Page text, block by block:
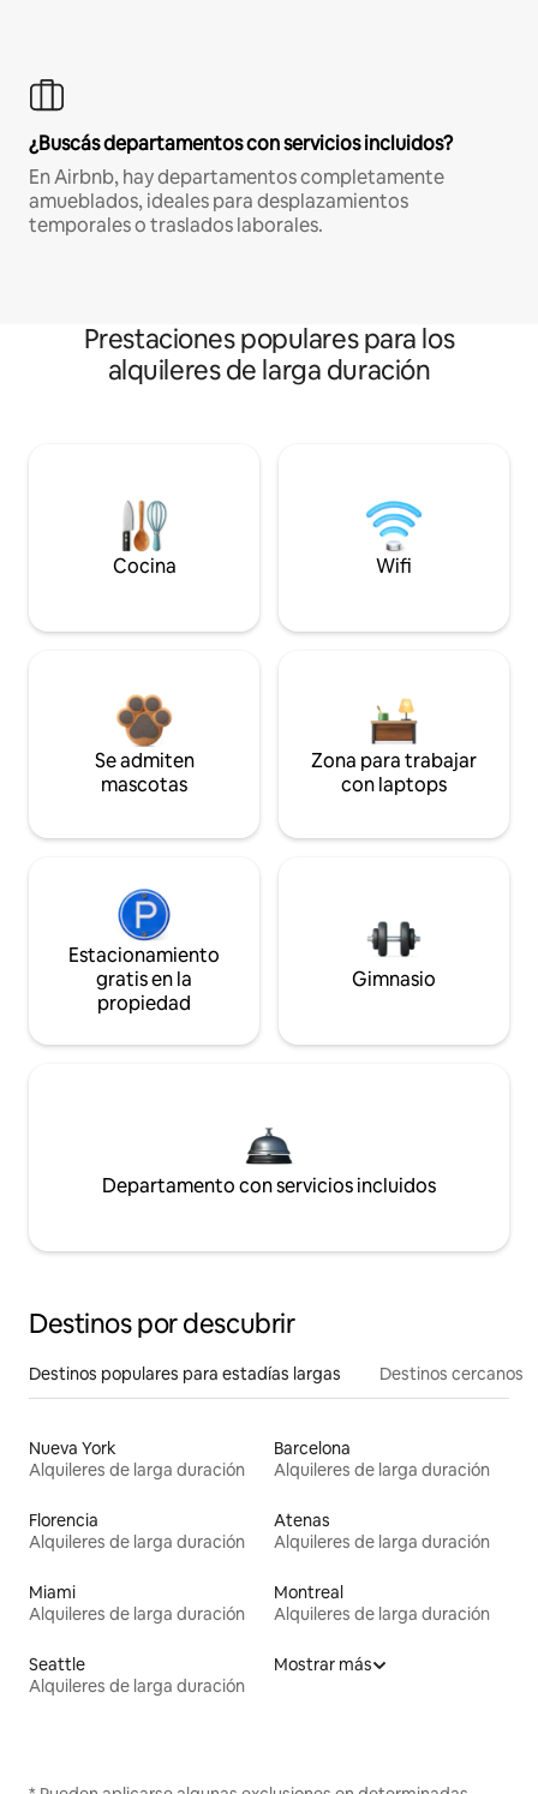
¿Buscás departamentos con servicios incluidos?
En Airbnb, hay departamentos completamente
amueblados, ideales para desplazamientos
temporales o traslados laborales.
Prestaciones populares para los
alquileres de larga duración
Cocina Wifi
Se admiten
mascotas
Zona para trabajar
con laptops
Estacionamiento
gratis en la
propiedad
Gimnasio
Departamento con servicios incluidos
Destinos por descubrir
Destinos populares para estadías largas Destinos cercanos
Nueva York
Alquileres de larga duración
Barcelona
Alquileres de larga duración
Florencia
Alquileres de larga duración
Atenas
Alquileres de larga duración
Miami
Alquileres de larga duración
Montreal
Alquileres de larga duración
Seattle
Alquileres de larga duración
Mostrar más